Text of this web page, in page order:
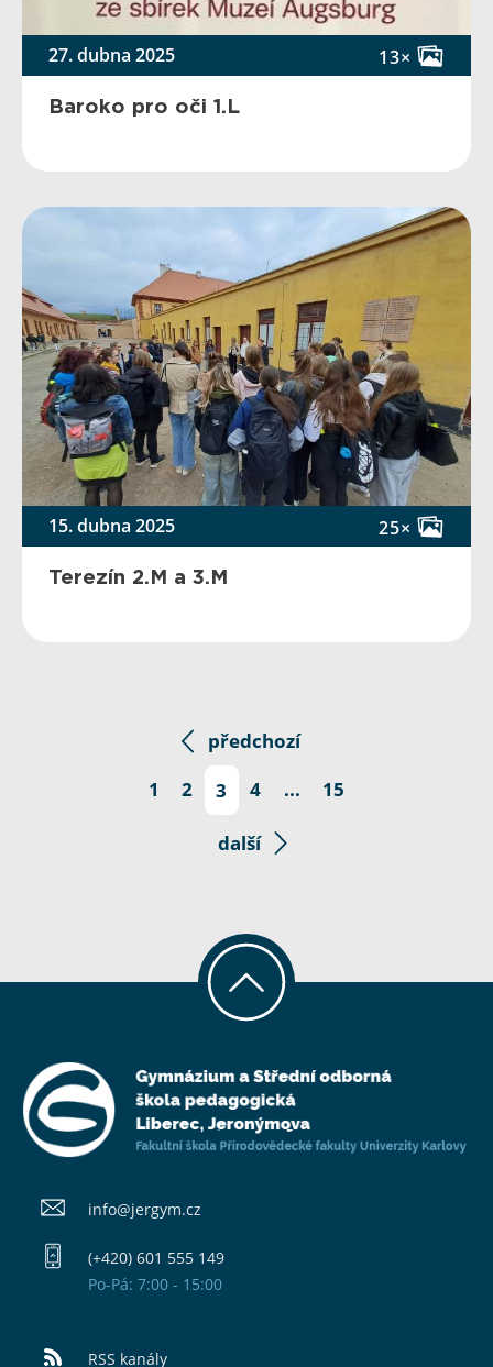
27. dubna 2025 13×
Baroko pro oči 1.L
15. dubna 2025 25×
Terezín 2.M a 3.M
předchozí
1
2 3 4 ... 15
další
info@​jergym.cz
(+420) 601 555 149
Po-Pá: 7:00 - 15:00
RSS kanály